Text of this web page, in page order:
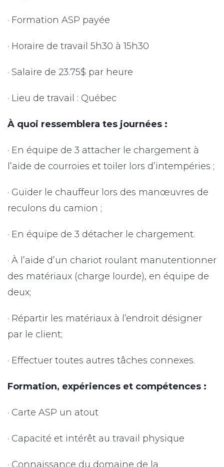
· Formation ASP payée
· Horaire de travail 5h30 à 15h30
· Salaire de 23.75$ par heure
· Lieu de travail : Québec
À quoi ressemblera tes journées :
· En équipe de 3 attacher le chargement à
l’aide de courroies et toiler lors d’intempéries ;
· Guider le chauffeur lors des manœuvres de
reculons du camion ;
· En équipe de 3 détacher le chargement.
· À l’aide d’un chariot roulant manutentionner
des matériaux (charge lourde), en équipe de
deux;
· Répartir les matériaux à l’endroit désigner
par le client;
· Effectuer toutes autres tâches connexes.
Formation, expériences et compétences :
· Carte ASP un atout
· Capacité et intérêt au travail physique
· Connaissance du domaine de la